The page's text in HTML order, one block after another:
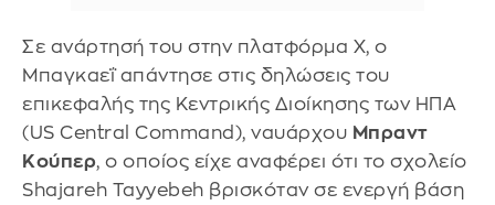
Σε ανάρτησή του στην πλατφόρμα X, ο
Μπαγκαεΐ απάντησε στις δηλώσεις του
επικεφαλής της Κεντρικής Διοίκησης των ΗΠΑ
(US Central Command), ναυάρχου Μπραντ
Κούπερ, ο οποίος είχε αναφέρει ότι το σχολείο
Shajareh Tayyebeh βρισκόταν σε ενεργή βάση